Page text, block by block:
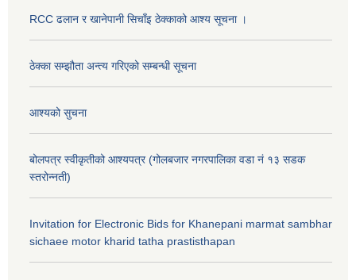
RCC ढलान र खानेपानी सिचाँइ ठेक्काको आश्य सूचना ।
ठेक्का सम्झौता अन्त्य गरिएको सम्बन्धी सूचना
आश्यको सुचना
बोलपत्र स्वीकृतीको आश्यपत्र (गोलबजार नगरपालिका वडा नं १३ सडक
स्तरोन्नती)
Invitation for Electronic Bids for Khanepani marmat sambhar
sichaee motor kharid tatha prastisthapan